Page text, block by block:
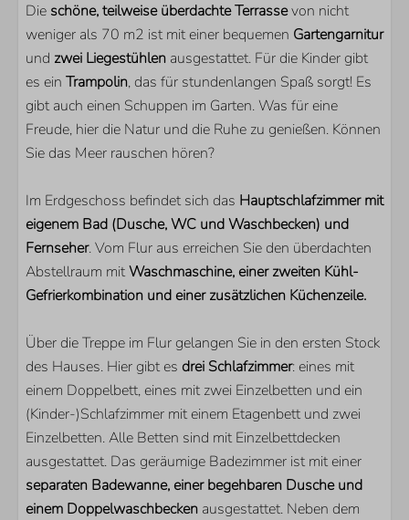
Kühlschrank
Kühlschrank mit Gefrierfach
Nespresso Kaffeemachine
Filterkaffeemaschine
Backofen
Kombi-Mikrowelle
Geschirrspülmaschine
LAGE
Nur wenige Gehminuten vom Banjaardstrand entfernt
PARKEN
De Banjaard
SCHLAFZIMMER
Anzahl Einzelbetten: 6
Anzahl Doppelbetten: 1
Anzahl der Etagenbetten: 1
Anzahl Schlafzimmer mit Fernseher: 1
Die schöne, teilweise überdachte Terrassevon nicht
weniger als 70 m2 ist mit einer bequemen Gartengarnitur
und zwei Liegestühlen ausgestattet. Für die Kinder gibt
es ein Trampolin, das für stundenlangen Spaß sorgt! Es
gibt auch einen Schuppen im Garten. Was für eine
Freude, hier die Natur und die Ruhe zu genießen. Können
Sie das Meer rauschen hören?
Im Erdgeschoss befindet sich das Hauptschlafzimmer mit
eigenem Bad (Dusche, WC und Waschbecken) und
Fernseher. Vom Flur aus erreichen Sie den überdachten
Abstellraum mitWaschmaschine, einer zweiten Kühl-
Gefrierkombination und einer zusätzlichen Küchenzeile.
Über die Treppe im Flur gelangen Sie in den ersten Stock
des Hauses. Hier gibt es drei Schlafzimmer: eines mit
einem Doppelbett, eines mit zwei Einzelbetten und ein
(Kinder-)Schlafzimmer mit einem Etagenbett und zwei
Einzelbetten. Alle Betten sind mit Einzelbettdecken
ausgestattet. Das geräumige Badezimmer ist mit einer
separaten Badewanne, einer begehbaren Dusche und
einem Doppelwaschbecken ausgestattet. Neben dem